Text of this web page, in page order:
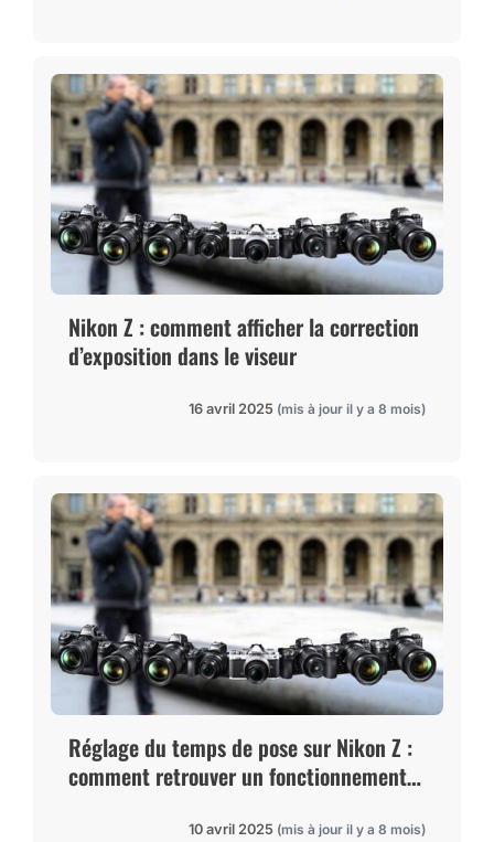
Nikon Z : comment afficher la correction
d’exposition dans le viseur
16 avril 2025 (mis à jour il y a 8 mois)
Réglage du temps de pose sur Nikon Z :
comment retrouver un fonctionnement
10 avril 2025 (mis à jour il y a 8 mois)